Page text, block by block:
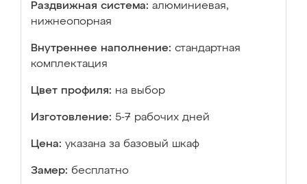
Раздвижная система: алюминиевая,
нижнеопорная
Внутреннее наполнение: стандартная
комплектация
Цвет профиля: на выбор
Изготовление: 5-7 рабочих дней
Цена: указана за базовый шкаф
Замер: бесплатно